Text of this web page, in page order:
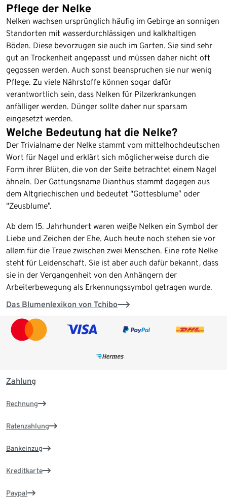
Pflege der Nelke
Nelken wachsen ursprünglich häufig im Gebirge an sonnigen
Standorten mit wasserdurchlässigen und kalkhaltigen
Böden. Diese bevorzugen sie auch im Garten. Sie sind sehr
gut an Trockenheit angepasst und müssen daher nicht oft
gegossen werden. Auch sonst beanspruchen sie nur wenig
Pflege. Zu viele Nährstoffe können sogar dafür
verantwortlich sein, dass Nelken für Pilzerkrankungen
anfälliger werden. Dünger sollte daher nur sparsam
eingesetzt werden.
Welche Bedeutung hat die Nelke?
Der Trivialname der Nelke stammt vom mittelhochdeutschen
Wort für Nagel und erklärt sich möglicherweise durch die
Form ihrer Blüten, die von der Seite betrachtet einem Nagel
ähneln. Der Gattungsname Dianthus stammt dagegen aus
dem Altgriechischen und bedeutet “Gottesblume” oder
“Zeusblume”.
Ab dem 15. Jahrhundert waren weiße Nelken ein Symbol der
Liebe und Zeichen der Ehe. Auch heute noch stehen sie vor
allem für die Treue zwischen zwei Menschen. Eine rote Nelke
steht für Leidenschaft. Sie ist aber auch dafür bekannt, dass
sie in der Vergangenheit von den Anhängern der
Arbeiterbewegung als Erkennungssymbol getragen wurde.
Das Blumenlexikon von Tchibo
Zahlung
Rechnung
Ratenzahlung
Bankeinzug
Kreditkarte
Paypal